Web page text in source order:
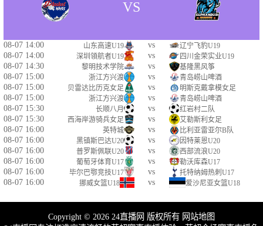
VS
08-07 14:00 山东高速U19 vs 辽宁飞豹U19
08-07 14:00 深圳領航者U19 vs 四川金荣实业U19
08-07 14:30 黎明技术学院 vs 基隆黑风筝
08-07 15:00 浙江方兴渡 vs 青岛崂山啤酒
08-07 15:00 贝雷达比历克女足 vs 明斯克戴拿模女足
08-07 15:00 浙江方兴渡 vs 青岛崂山啤酒
08-07 15:30 长顺八月 vs 红岩村二队
08-07 15:30 西海岸游骑兵女足 vs 艾勒斯利女足
08-07 16:00 英特城 vs 比利亚雷亚尔B队
08-07 16:00 黑镇斯巴达U20 vs 因特莱恩U20
08-07 16:00 普罗斯佩联U20 vs 西部流浪U20
08-07 16:00 葡萄牙体育U17 vs 勒沃库森U17
08-07 16:00 毕尔巴鄂竞技U17 vs 托特纳姆热刺U17
08-07 16:00 挪威女篮U18 vs 爱沙尼亚女篮U18
Copyright © 2026 24直播网 版权所有 网站地图